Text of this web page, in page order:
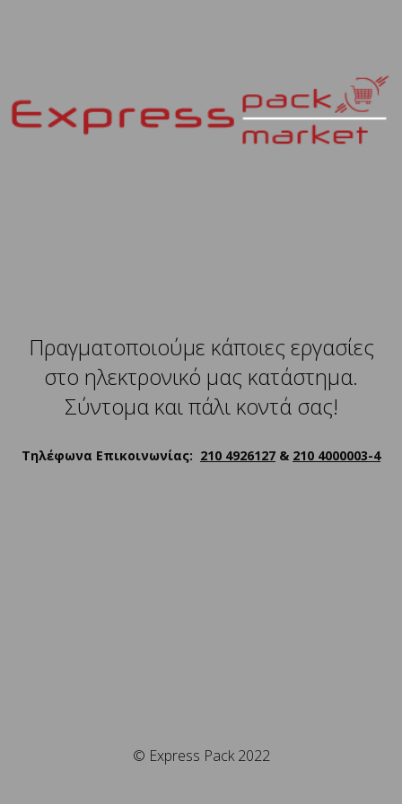
Πραγματοποιούμε κάποιες εργασίες
στο ηλεκτρονικό μας κατάστημα.
Σύντομα και πάλι κοντά σας!
Τηλέφωνα Επικοινωνίας: 210 4926127 & 210 4000003-4
© Express Pack 2022